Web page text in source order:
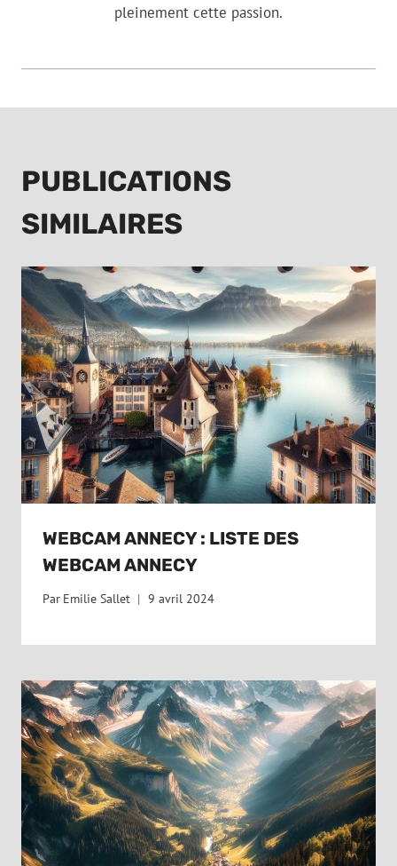
pleinement cette passion.
PUBLICATIONS
SIMILAIRES
WEBCAM ANNECY : LISTE DES
WEBCAM ANNECY
Par Emilie Sallet 9 avril 2024